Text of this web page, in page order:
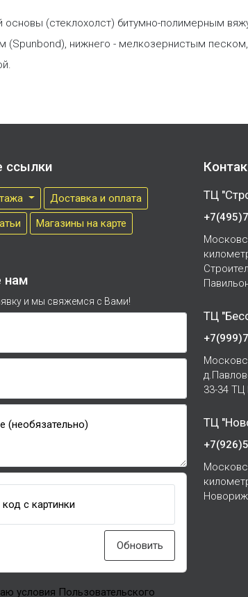
основы (стеклохолст) битумно-полимерным
нижнего - мелкозернистым
ссылки
Доставка и оплата
Магазины на карте
нам
и мы свяжемся с Вами!
(необязательно)
с картинки
Обновить
условия Пользовательского
ТЦ
ТЦ
33-34 ТЦ
ТЦ